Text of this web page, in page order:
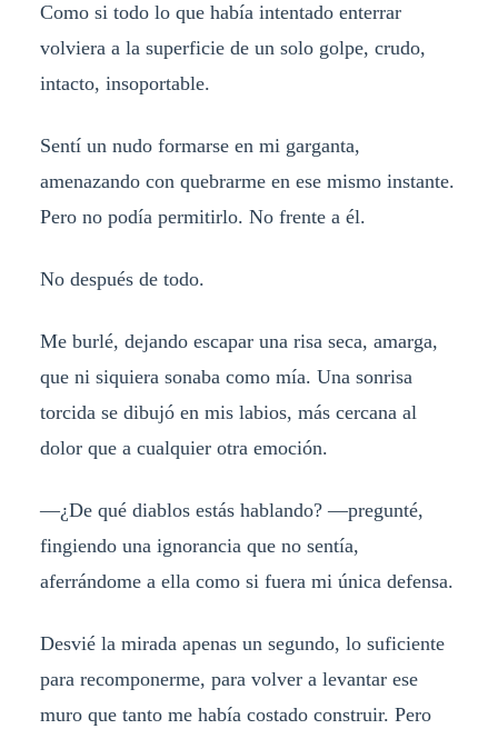
Como si todo lo que había intentado enterrar
volviera a la superficie de un solo golpe, crudo,
intacto, insoportable.
Sentí un nudo formarse en mi garganta,
amenazando con quebrarme en ese mismo instante.
Pero no podía permitirlo. No frente a él.
No después de todo.
Me burlé, dejando escapar una risa seca, amarga,
que ni siquiera sonaba como mía. Una sonrisa
torcida se dibujó en mis labios, más cercana al
dolor que a cualquier otra emoción.
—¿De qué diablos estás hablando? —pregunté,
fingiendo una ignorancia que no sentía,
aferrándome a ella como si fuera mi única defensa.
Desvié la mirada apenas un segundo, lo suficiente
para recomponerme, para volver a levantar ese
muro que tanto me había costado construir. Pero